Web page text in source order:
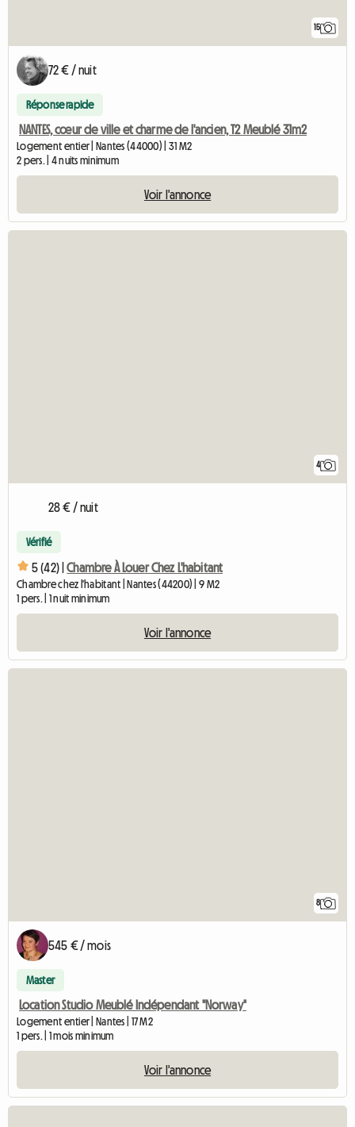
15
72 € / nuit
Réponse rapide
NANTES, cœur de ville et charme de l'ancien, T2 Meublé 31m2
Logement entier | Nantes (44000) | 31 M2
2 pers. | 4 nuits minimum
Voir l'annonce
4
28 € / nuit
Vérifié
5 (42) | Chambre À Louer Chez L'habitant
Chambre chez l'habitant | Nantes (44200) | 9 M2
1 pers. | 1 nuit minimum
Voir l'annonce
8
545 € / mois
Master
Location Studio Meublé Indépendant "Norway"
Logement entier | Nantes | 17 M2
1 pers. | 1 mois minimum
Voir l'annonce